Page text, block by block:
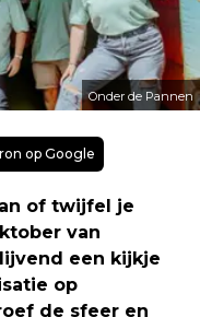
Onder de Pannen
op Google
of twijfel je
van
een kijkje
op
de sfeer en